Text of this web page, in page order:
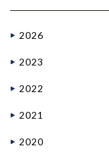
2026
2023
2022
2021
2020